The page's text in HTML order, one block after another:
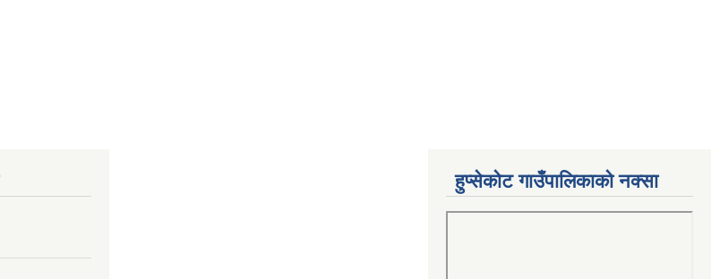
हुप्सेकोट गाउँपालिकाको नक्सा